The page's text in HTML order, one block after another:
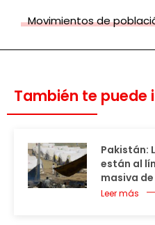
Movimientos de
También te puede
Pakistán:
están al
masiva
Leer más